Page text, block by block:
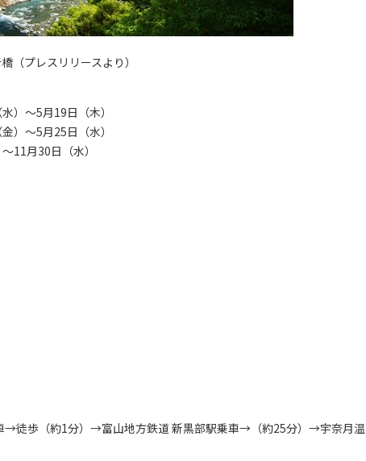
（プレスリリースより）
）～5月19日（木）
）～5月25日（水）
11月30日（水）
→徒歩（約1分）→富山地方鉄道 新黒部駅乗車→（約25分）→宇奈月温